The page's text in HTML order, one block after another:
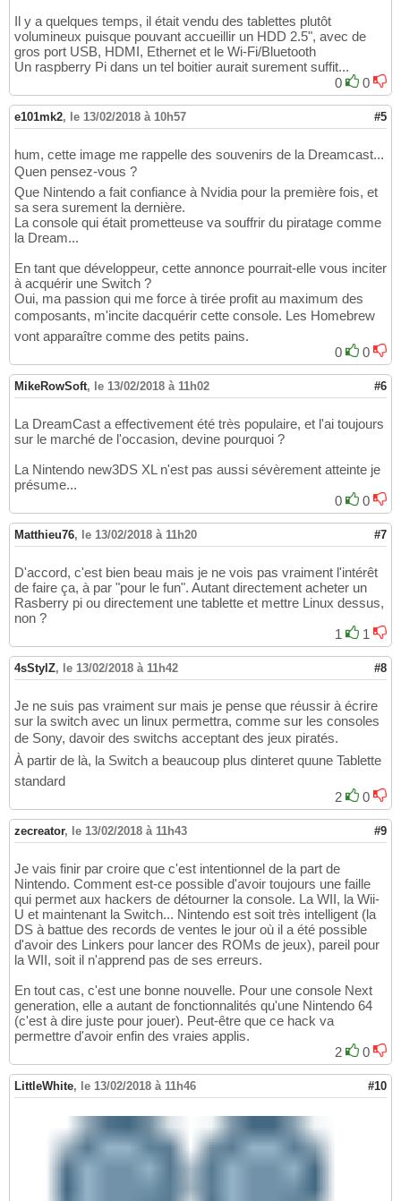
Il y a quelques temps, il était vendu des tablettes plutôt
volumineux puisque pouvant accueillir un HDD 2.5", avec de
gros port USB, HDMI, Ethernet et le Wi-Fi/Bluetooth
Un raspberry Pi dans un tel boitier aurait surement suffit...
0
0
e101mk2, le 13/02/2018 à 10h57 #5
hum, cette image me rappelle des souvenirs de la Dreamcast...
Quen pensez-vous ?
Que Nintendo a fait confiance à Nvidia pour la première fois, et
sa sera surement la dernière.
La console qui était prometteuse va souffrir du piratage comme
la Dream...
En tant que développeur, cette annonce pourrait-elle vous inciter
à acquérir une Switch ?
Oui, ma passion qui me force à tirée profit au maximum des
composants, m'incite dacquérir cette console. Les Homebrew
vont apparaître comme des petits pains.
0
0
MikeRowSoft, le 13/02/2018 à 11h02 #6
La DreamCast a effectivement été très populaire, et l'ai toujours
sur le marché de l'occasion, devine pourquoi ?
La Nintendo new3DS XL n'est pas aussi sévèrement atteinte je
présume...
0
0
Matthieu76, le 13/02/2018 à 11h20 #7
D'accord, c'est bien beau mais je ne vois pas vraiment l'intérêt
de faire ça, à par "pour le fun". Autant directement acheter un
Rasberry pi ou directement une tablette et mettre Linux dessus,
non ?
1
1
4sStylZ, le 13/02/2018 à 11h42 #8
Je ne suis pas vraiment sur mais je pense que réussir à écrire
sur la switch avec un linux permettra, comme sur les consoles
de Sony, davoir des switchs acceptant des jeux piratés.
À partir de là, la Switch a beaucoup plus dinteret quune Tablette
standard
2
0
zecreator, le 13/02/2018 à 11h43 #9
Je vais finir par croire que c'est intentionnel de la part de
Nintendo. Comment est-ce possible d'avoir toujours une faille
qui permet aux hackers de détourner la console. La WII, la Wii-
U et maintenant la Switch... Nintendo est soit très intelligent (la
DS à battue des records de ventes le jour où il a été possible
d'avoir des Linkers pour lancer des ROMs de jeux), pareil pour
la WII, soit il n'apprend pas de ses erreurs.
En tout cas, c'est une bonne nouvelle. Pour une console Next
generation, elle a autant de fonctionnalités qu'une Nintendo 64
(c'est à dire juste pour jouer). Peut-être que ce hack va
permettre d'avoir enfin des vraies applis.
2
0
LittleWhite, le 13/02/2018 à 11h46 #10